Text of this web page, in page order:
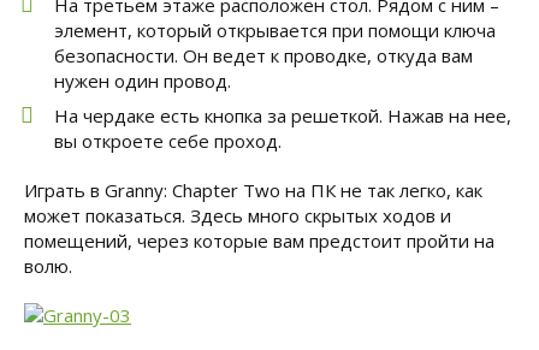
На третьем этаже расположен стол. Рядом с ним –
элемент, который открывается при помощи ключа
безопасности. Он ведет к проводке, откуда вам
нужен один провод.
На чердаке есть кнопка за решеткой. Нажав на нее,
вы откроете себе проход.
Играть в Granny: Chapter Two на ПК не так легко, как
может показаться. Здесь много скрытых ходов и
помещений, через которые вам предстоит пройти на
волю.